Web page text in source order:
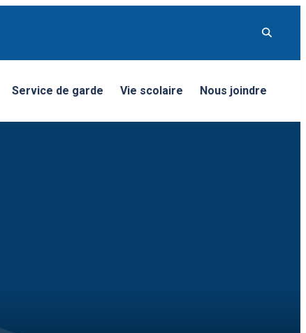
Service de garde Vie scolaire Nous joindre